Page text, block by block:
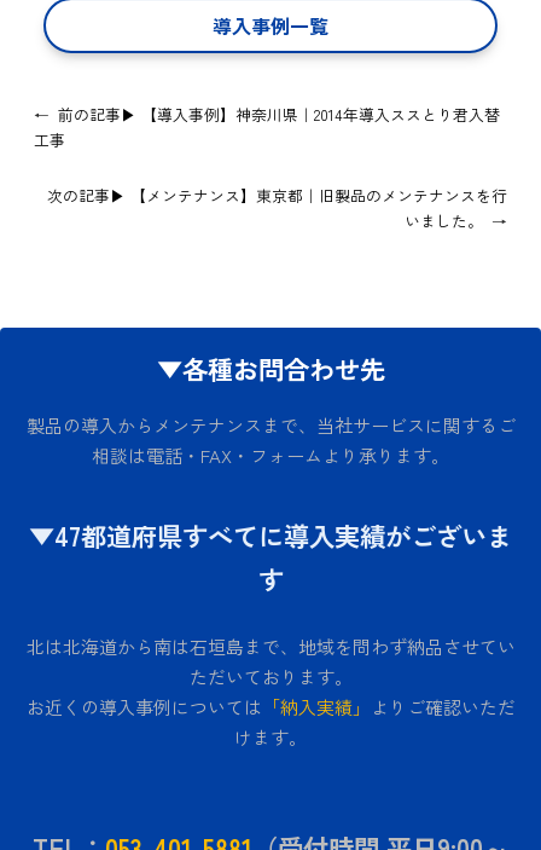
導入事例一覧
← 前の記事▶
【導入事例】神奈川県｜2014年導入ススとり君入替
工事
次の記事▶
【メンテナンス】東京都｜旧製品のメンテナンスを行
いました。
→
▼各種お問合わせ先
製品の導入からメンテナンスまで、当社サービスに関するご
相談は電話・FAX・フォームより承ります。
▼47都道府県すべてに導入実績がございま
す
北は北海道から南は石垣島まで、地域を問わず納品させてい
ただいております。
お近くの導入事例については 「納入実績」
よりご確認いただ
けます。